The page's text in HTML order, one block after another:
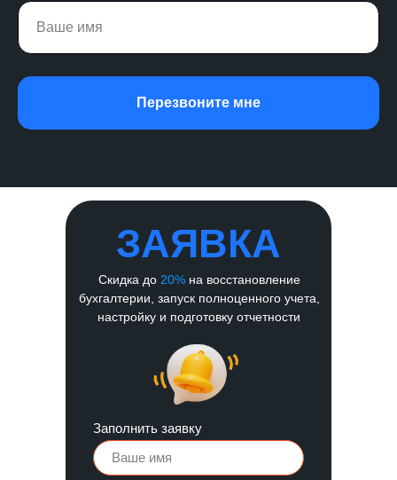
Перезвоните мне
ЗАЯВКА
Скидка до 20%на восстановление
бухгалтерии, запуск полноценного учета,
настройку и подготовку отчетности
Заполнить заявку